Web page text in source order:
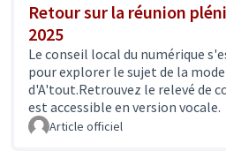
Les membres, hors
d’Angers, ont un mandat d’une
renouvelable une fois.
Constance NEBBULA,
à la Transition numérique et
Karine ENGEL, Adjointe à la
Retour sur la réunion
2025
Le conseil local du numérique
pour explorer le sujet de la
d'A'tout.Retrouvez le relevé de
est accessible en version vocale.
Article officiel